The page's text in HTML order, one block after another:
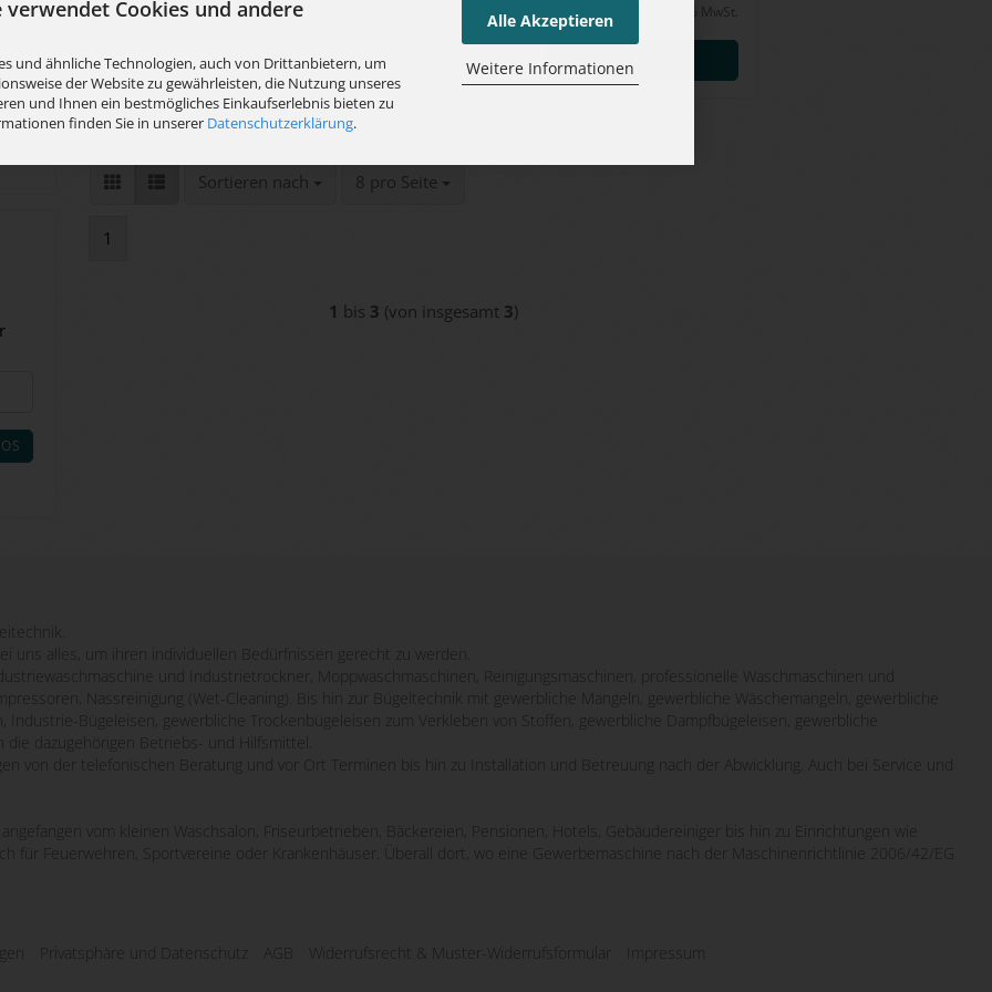
verwendet Cookies und andere
und ähnliche Technologien, auch von Drittanbietern, um
der Website zu gewährleisten, die Nutzung unseres
und Ihnen ein bestmögliches Einkaufserlebnis bieten zu
finden Sie in unserer Datenschutzerklärung.
Alle Akzeptieren
Weitere Informationen
gen)
abweichend)
689,01 EUR inkl. 19% MwSt.
ZUM ARTIKEL
Sortieren nach
Sortieren nach 8 pro Seite
pro Seite
1
1 bis 3 (von insgesamt 3)
-
uns alles, um ihren individuellen Bedürfnissen gerecht zu werden.
und Industrietrockner, Moppwaschmaschinen, Reinigungsmaschinen, professionelle Waschmaschinen und
Nassreinigung (Wet-Cleaning). Bis hin zur Bügeltechnik mit gewerbliche Mangeln, gewerbliche Wäschemangeln, gewerbliche
Industrie-Bügeleisen, gewerbliche Trockenbügeleisen zum Verkleben von Stoffen, gewerbliche Dampfbügeleisen, gewerbliche
dazugehörigen Betriebs- und Hilfsmittel.
von der telefonischen Beratung und vor Ort Terminen bis hin zu Installation und Betreuung nach der Abwicklung. Auch bei Service und
vom kleinen Waschsalon, Friseurbetrieben, Bäckereien, Pensionen, Hotels, Gebäudereiniger bis hin zu Einrichtungen wie
für Feuerwehren, Sportvereine oder Krankenhäuser. Überall dort, wo eine Gewerbemaschine nach der Maschinenrichtlinie 2006/42/EG
Privatsphäre und Datenschutz AGB Widerrufsrecht & Muster-Widerrufsformular Impressum